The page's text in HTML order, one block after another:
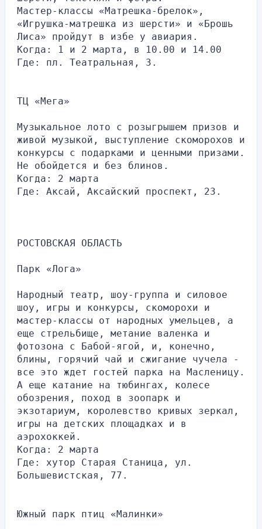
Мастер-классы «Матрешка-брелок»,
«Игрушка-матрешка из шерсти» и «Брошь
Лиса» пройдут в избе у авиария.
Когда: 1 и 2 марта, в 10.00 и 14.00
Где: пл. Театральная, 3.
ТЦ «Мега»
Музыкальное лото с розыгрышем призов и
живой музыкой, выступление скоморохов и
конкурсы с подарками и ценными призами.
Не обойдется и без блинов.
Когда: 2 марта
Где: Аксай, Аксайский проспект, 23.
РОСТОВСКАЯ ОБЛАСТЬ
Парк «Лога»
Народный театр, шоу-группа и силовое
шоу, игры и конкурсы, скоморохи и
мастер-классы от народных умельцев, а
еще стрельбище, метание валенка и
фотозона с Бабой-ягой, и, конечно,
блины, горячий чай и сжигание чучела -
все это ждет гостей парка на Масленицу.
А еще катание на тюбингах, колесе
обозрения, поход в зоопарк и
экзотариум, королевство кривых зеркал,
игры на детских площадках и в
аэрохоккей.
Когда: 2 марта
Где: хутор Старая Станица, ул.
Большевистская, 77.
Южный парк птиц «Малинки»